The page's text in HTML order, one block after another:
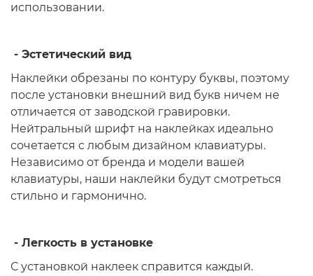
использовании.
- Эстетический вид
Наклейки обрезаны по контуру буквы, поэтому
после установки внешний вид букв ничем не
отличается от заводской гравировки.
Нейтральный шрифт на наклейках идеально
сочетается с любым дизайном клавиатуры.
Независимо от бренда и модели вашей
клавиатуры, наши наклейки будут смотреться
стильно и гармонично.
- Легкость в установке
С установкой наклеек справится каждый.